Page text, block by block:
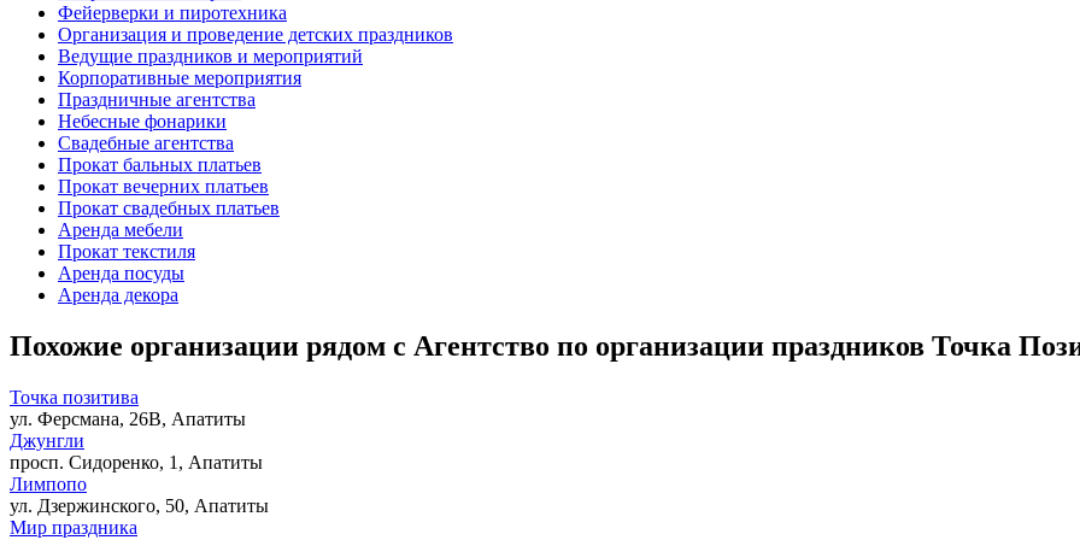
Фейерверки и пиротехника
Организация и проведение детских праздников
Ведущие праздников и мероприятий
Корпоративные мероприятия
Праздничные агентства
Небесные фонарики
Свадебные агентства
Прокат бальных платьев
Прокат вечерних платьев
Прокат свадебных платьев
Аренда мебели
Прокат текстиля
Аренда посуды
Аренда декора
Похожие организации рядом с Агентство по организации праздников Точка
Точка позитива
ул. Ферсмана, 26В, Апатиты
Джунгли
просп. Сидоренко, 1, Апатиты
Лимпопо
ул. Дзержинского, 50, Апатиты
Мир праздника